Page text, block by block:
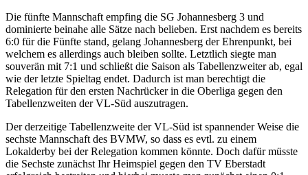
Die fünfte Mannschaft empfing die SG Johannesberg 3 und
dominierte beinahe alle Sätze nach belieben. Erst nachdem es bereits
6:0 für die Fünfte stand, gelang Johannesberg der Ehrenpunkt, bei
welchem es allerdings auch bleiben sollte. Letztlich siegte man
souverän mit 7:1 und schließt die Saison als Tabellenzweiter ab, egal
wie der letzte Spieltag endet. Dadurch ist man berechtigt die
Relegation für den ersten Nachrücker in die Oberliga gegen den
Tabellenzweiten der VL-Süd auszutragen.
Der derzeitige Tabellenzweite der VL-Süd ist spannender Weise die
sechste Mannschaft des BVMW, so dass es evtl. zu einem
Lokalderby bei der Relegation kommen könnte. Doch dafür müsste
die Sechste zunächst Ihr Heimspiel gegen den TV Eberstadt